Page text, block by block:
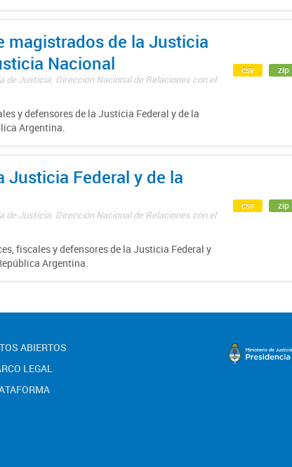
magistrados de la Justicia
Nacional
Justicia. Dirección Nacional de Relaciones con el
y defensores de la Justicia Federal y de la
Argentina.
csv zip
Justicia Federal y de la
Justicia. Dirección Nacional de Relaciones con el
fiscales y defensores de la Justicia Federal y
Argentina.
csv zip
ABIERTOS
LEGAL